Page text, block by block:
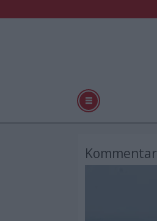
Kommentar